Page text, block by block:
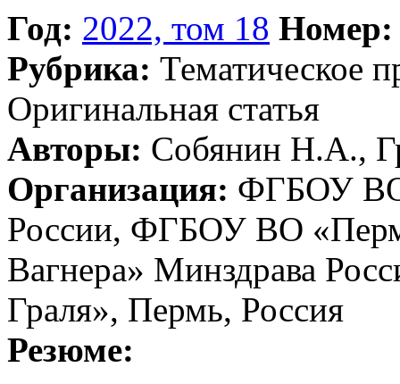
Год: 2022, том 18 Номер:
Рубрика: Тематическое
Оригинальная статья
Авторы: Собянин H.А.,
Организация: ФГБОУ ВО
России, ФГБОУ ВО
Вагнера» Минздрава
Граля», Пермь, Россия
Резюме: